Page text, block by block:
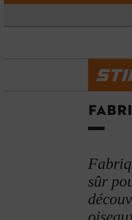
sûr